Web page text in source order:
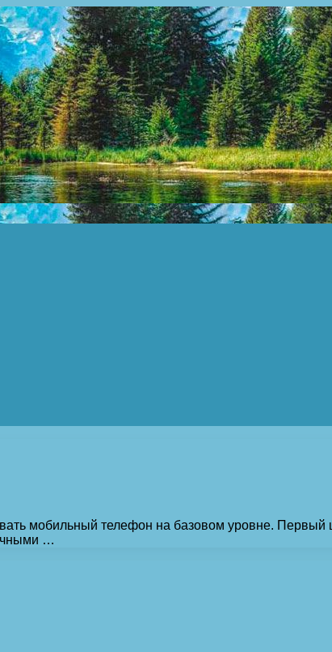
мобильный телефон на базовом уровне.
…